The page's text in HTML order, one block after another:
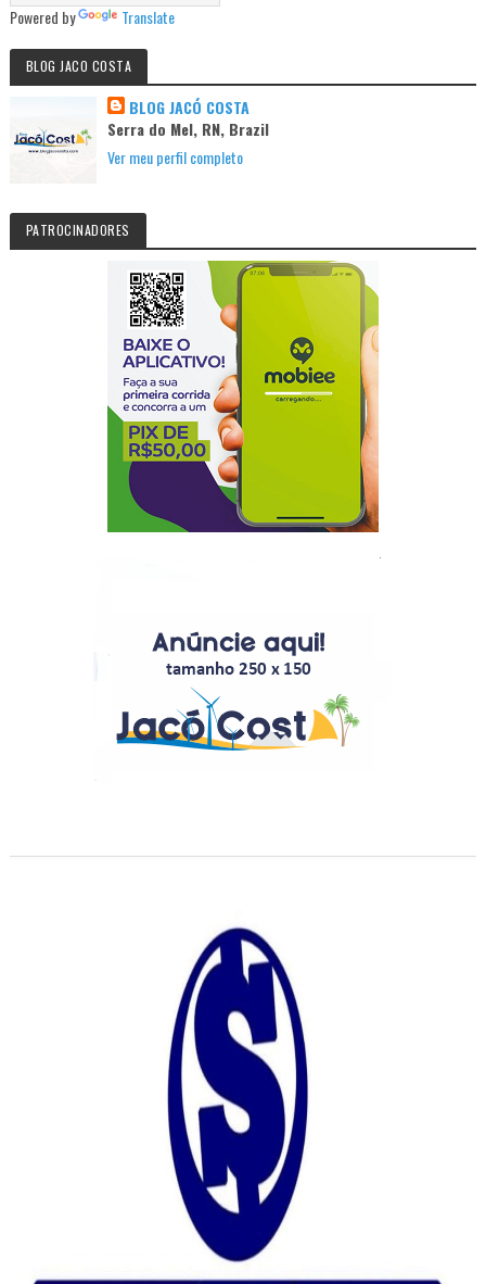
Powered by Translate
BLOG JACO COSTA
BLOG JACÓ COSTA
Serra do Mel, RN, Brazil
Ver meu perfil completo
PATROCINADORES